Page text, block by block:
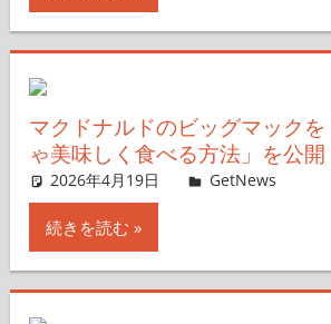
マクドナルドのビッグマック
ゃ美味しく食べる方法」を公開
2026年4月19日 ガジェ通ウェブラ
GetNews
続きを読む